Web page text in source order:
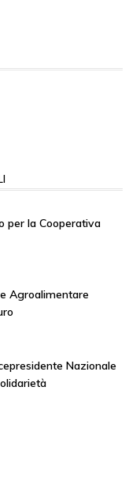
per la Cooperativa
Agroalimentare
Nazionale